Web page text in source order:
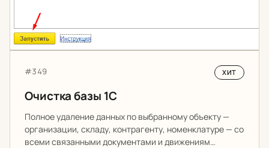
Артикул:
#349 ХИТ
Очистка базы 1С
Полное удаление данных по выбранному объекту —
организации, складу, контрагенту, номенклатуре — со
всеми связанными документами и движениям…